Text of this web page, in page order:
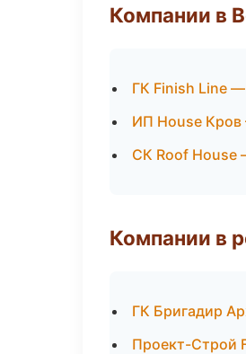
Компании в
ГК Finish Line
ИП House Кров
СК Roof House
Компании в
ГК Бригадир
Проект-Строй